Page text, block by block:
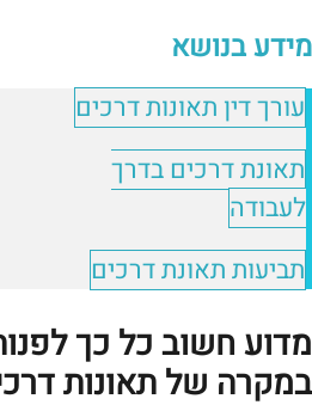
מידע בנושא
עורך דין תאונות דרכים
תאונת דרכים בדרך
לעבודה
תביעות תאונת דרכים
מדוע חשוב כל כך
במקרה של תאונות